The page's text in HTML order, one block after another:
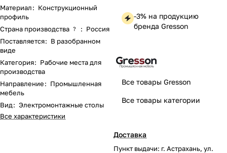
Материал: Конструкционный
профиль
Страна производства ? : Россия
Поставляется: В разобранном
виде
Категория: Рабочие места для
производства
Направление: Промышленная
мебель
Вид: Электромонтажные столы
Все характеристики
-3% на продукцию
бренда Gresson
Все товары Gresson
Все товары категории
Доставка
Пункт выдачи: г. Астрахань, ул.